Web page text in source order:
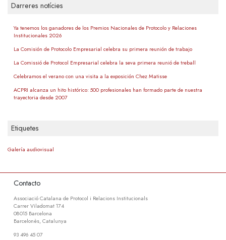
Darreres notícies
Ya tenemos los ganadores de los Premios Nacionales de Protocolo y Relaciones
Institucionales 2026
La Comisión de Protocolo Empresarial celebra su primera reunión de trabajo
La Comissió de Protocol Empresarial celebra la seva primera reunió de treball
Celebramos el verano con una visita a la exposición Chez Matisse
ACPRI alcanza un hito histórico: 500 profesionales han formado parte de nuestra
trayectoria desde 2007
Etiquetes
Galería audiovisual
Contacto
Associació Catalana de Protocol i Relacions Institucionals
Carrer Viladomat 174
08015 Barcelona
Barcelonès, Catalunya
93 496 45 07